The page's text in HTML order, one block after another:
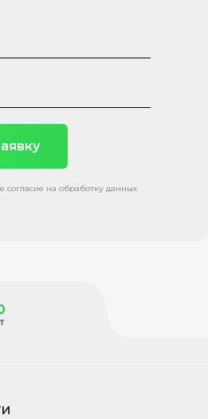
согласие на обработку данных